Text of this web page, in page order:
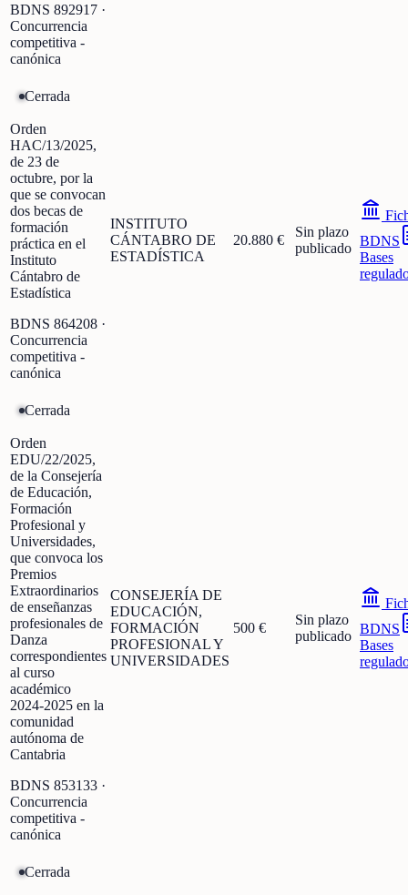
BDNS 892917 ·
Concurrencia
competitiva -
canónica
Cerrada
Orden
HAC/13/2025,
de 23 de
octubre, por la
que se convocan
dos becas de
formación
práctica en el
Instituto
Cántabro de
Estadística
BDNS 864208 ·
Concurrencia
competitiva -
canónica
INSTITUTO
CÁNTABRO DE
ESTADÍSTICA
20.880 €
Sin plazo
publicado BDNS
Bases
Cerrada
Orden
EDU/22/2025,
de la Consejería
de Educación,
Formación
Profesional y
Universidades,
que convoca los
Premios
Extraordinarios
de enseñanzas
profesionales de
Danza
correspondientes
al curso
académico
2024-2025 en la
comunidad
autónoma de
Cantabria
BDNS 853133 ·
Concurrencia
competitiva -
canónica
CONSEJERÍA DE
EDUCACIÓN,
FORMACIÓN
PROFESIONAL Y
UNIVERSIDADES
500 €
Sin plazo
publicado BDNS
Bases
Cerrada